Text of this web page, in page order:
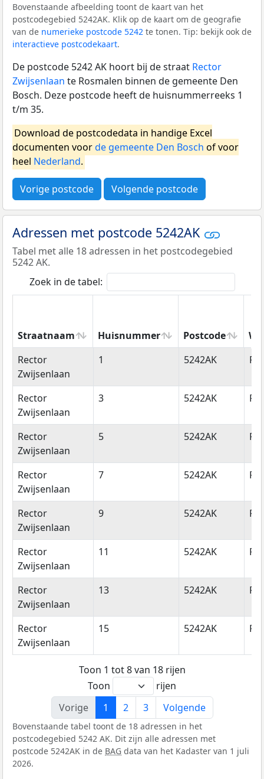
Bovenstaande afbeelding toont de kaart van het
postcodegebied 5242AK. Klik op de kaart om de geografie
van de numerieke postcode 5242 te tonen. Tip: bekijk ook de
interactieve postcodekaart.
De postcode 5242 AK hoort bij de straat Rector
Zwijsenlaan te Rosmalen binnen de gemeente Den
Bosch. Deze postcode heeft de huisnummerreeks 1
t/m 35.
Download de postcodedata in handige Excel
documenten voorde gemeente Den Bosch of voor
heel Nederland.
Vorige postcode Volgende postcode
Adressen met postcode 5242AK
Tabel met alle 18 adressen in het postcodegebied
5242 AK.
Zoek in de tabel:
Straatnaam Huisnummer Postcode
Straatnaam
Huisnummer Postcode
Rector
Zwijsenlaan
1 5242AK
Rector
Zwijsenlaan
3 5242AK
Rector
Zwijsenlaan
5 5242AK
Rector
Zwijsenlaan
7 5242AK
Rector
Zwijsenlaan
9 5242AK
Rector
Zwijsenlaan
11 5242AK
Rector
Zwijsenlaan
13 5242AK
Rector
Zwijsenlaan
15 5242AK
Toon 1 tot 8 van 18 rijen
Toon
rijen
Vorige
1 2 3 Volgende
Bovenstaande tabel toont de 18 adressen in het
postcodegebied 5242 AK. Dit zijn alle adressen met
postcode 5242AK in de BAG data van het Kadaster van 1 juli
2026.